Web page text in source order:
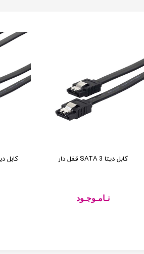
کابل ديتا SATA 3 قفل دار
نـامـوجـود